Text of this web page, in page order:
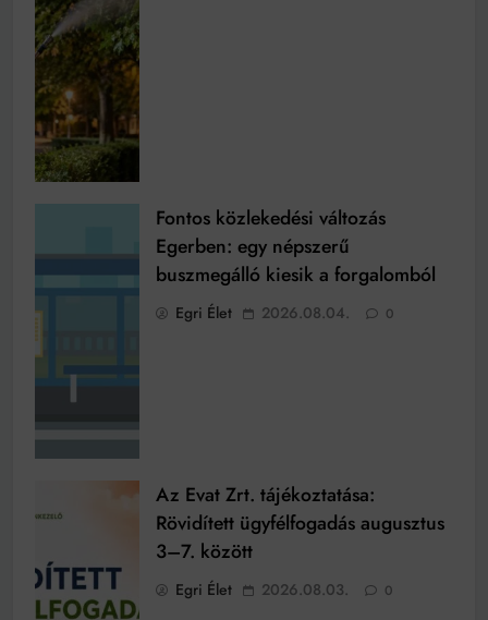
Fontos közlekedési változás
Egerben: egy népszerű
buszmegálló kiesik a forgalomból
Egri Élet 2026.08.04. 0
Az Evat Zrt. tájékoztatása:
Rövidített ügyfélfogadás augusztus
3–7. között
Egri Élet 2026.08.03. 0